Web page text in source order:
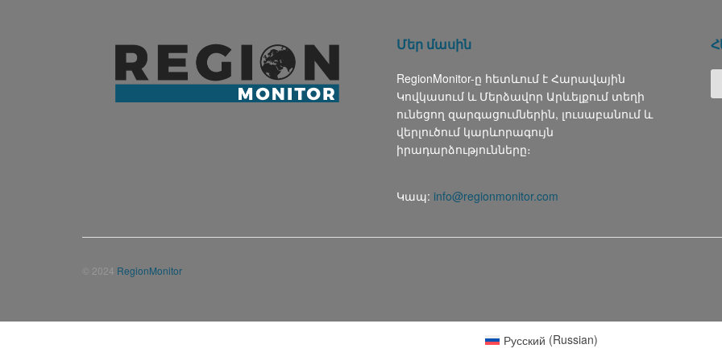
Մեր մասին
RegionMonitor-ը հետևում է Հարավային
Կովկասում և Մերձավոր Արևելքում տեղի
ունեցող զարգացումներին, լուսաբանում և
վերլուծում կարևորագույն
իրադարձությունները։
Կապ: info@regionmonitor.com
© 2024 RegionMonitor
Русский (Russian)